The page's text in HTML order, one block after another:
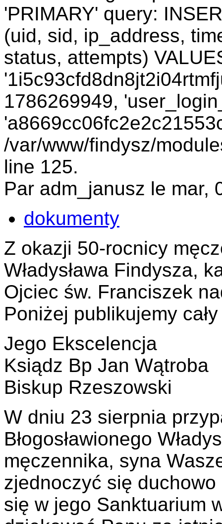
'PRIMARY' query:
(uid, sid, ip_address,
status, attempts)
1786269949,
/var/www/findysz/
line 125.
Par adm_janusz le mar,
dokumenty
Z okazji 50-rocnicy
Władysława Findysza,
Ojciec św. Franciszek
Poniżej publikujemy
Jego Ekscelencja
Ksiądz Bp Jan Wątroba
Biskup Rzeszowski
W dniu 23 sierpnia
Błogosławionego
męczennika, syna
zjednoczyć się
się w jego Sanktuarium